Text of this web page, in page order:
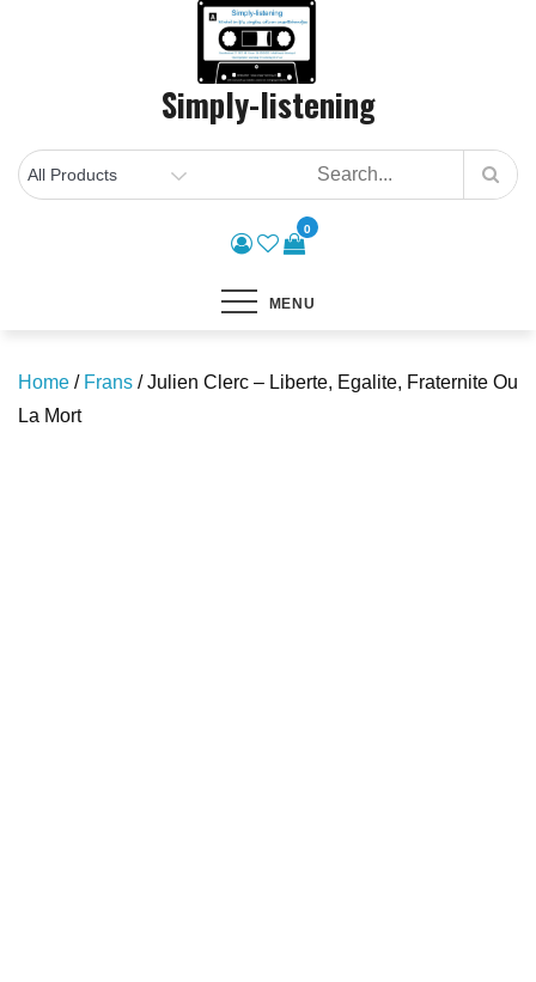
Simply-listening
0
MENU
Home / Frans / Julien Clerc – Liberte, Egalite, Fraternite Ou
La Mort